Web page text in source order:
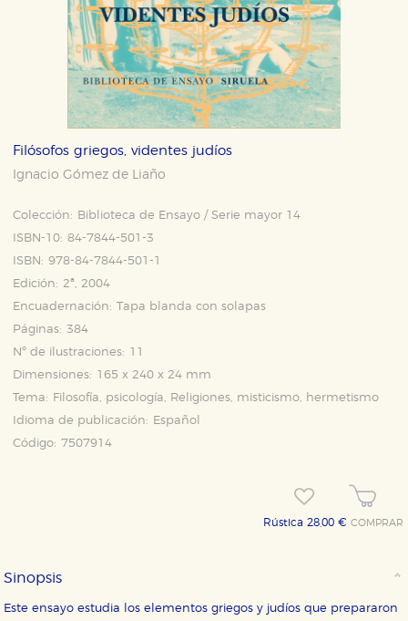
Filósofos griegos, videntes judíos
Ignacio Gómez de Liaño
Colección:
Biblioteca de Ensayo / Serie mayor 14
ISBN-10: 84-7844-501-3
ISBN: 978-84-7844-501-1
Edición: 2ª, 2004
Encuadernación: Tapa blanda con solapas
Páginas: 384
Nº de ilustraciones: 11
Dimensiones: 165 x 240 x 24 mm
Tema:
Filosofía, psicología, Religiones, misticismo, hermetismo
Idioma de publicación:
Español
Código: 7507914
Rústica 28,00 €COMPRAR
Sinopsis
Este ensayo estudia los elementos griegos y judíos que prepararon